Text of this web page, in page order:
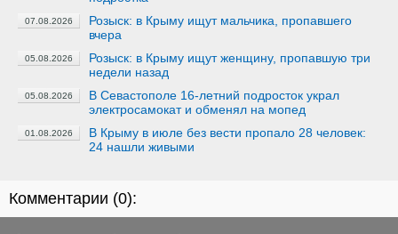
07.08.2026
Розыск: в Крыму ищут мальчика, пропавшего
вчера
05.08.2026
Розыск: в Крыму ищут женщину, пропавшую три
недели назад
05.08.2026
В Севастополе 16-летний подросток украл
электросамокат и обменял на мопед
01.08.2026
В Крыму в июле без вести пропало 28 человек:
24 нашли живыми
Комментарии (0):